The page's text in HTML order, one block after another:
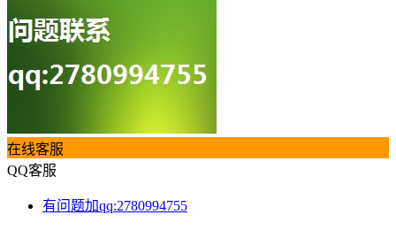
在线客服
QQ客服
有问题加qq:2780994755